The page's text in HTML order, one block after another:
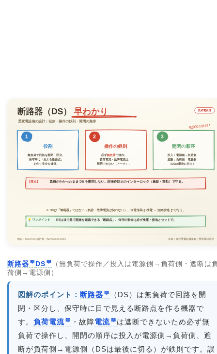
断路器 DS
（無負荷で操作／投入は電源側→負荷側・遮断は
荷側→電源側）
図解のポイント： 断路器
（DS）は無負荷で回路を開
閉・区分し、保守時に目で見える断路点を作る機器で
す。 負荷電流 ・故障電流
は遮断できないため必ず無
負荷で操作し、開閉の順序は投入が電源側→負荷側、遮
断が負荷側→電源側（DSは最後に切る）が鉄則です。誤